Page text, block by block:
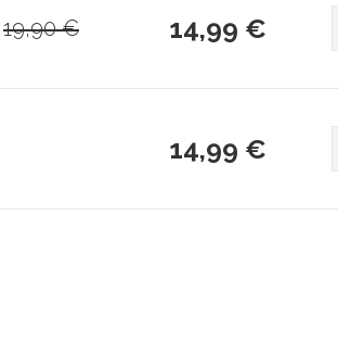
19,90 € 14,99 €
14,99 €